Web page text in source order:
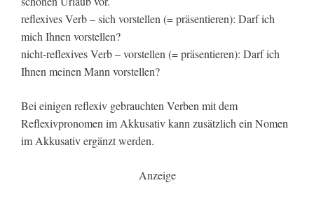
reflexives Verb – sich vorstellen (= präsentieren): Darf ich
mich Ihnen vorstellen?
nicht-reflexives Verb – vorstellen (= präsentieren): Darf ich
Ihnen meinen Mann vorstellen?
Bei einigen reflexiv gebrauchten Verben mit dem
Reflexivpronomen im Akkusativ kann zusätzlich ein Nomen
im Akkusativ ergänzt werden.
Anzeige